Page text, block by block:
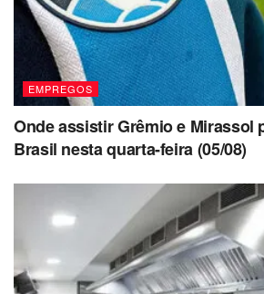
EMPREGOS
Onde assistir Grêmio e Mirassol
Brasil nesta quarta-feira (05/08)